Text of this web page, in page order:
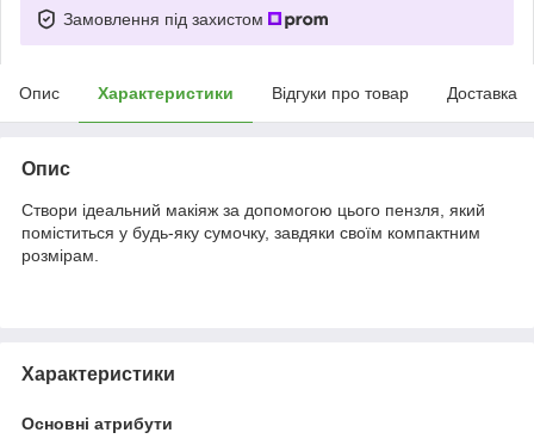
Замовлення під захистом
Опис Характеристики Відгуки про товар Доставка
Опис
Створи ідеальний макіяж за допомогою цього пензля, який
поміститься у будь-яку сумочку, завдяки своїм компактним
розмірам.
Характеристики
Основні атрибути